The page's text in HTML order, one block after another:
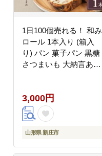
1日100個売れる！ 和み
ロール 1本入り (箱入
り) パン 菓子パン 黒糖
さつまいも 大納言あず
1415
3,000円
山形県 新庄市